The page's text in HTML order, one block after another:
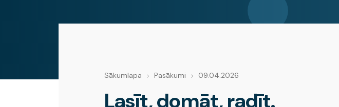
Sākumlapa Pasākumi 09.04.2026
Lasīt, domāt, radīt.